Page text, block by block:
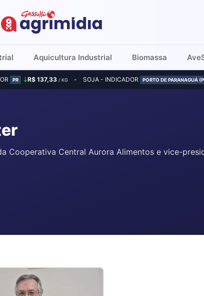
Aquicultura Industrial Biomassa
PR R$ 137,33/ KG SOJA - INDICADOR PORTO DE PARANAGUÁ
Cooperativa Central Aurora Alimentos e vice-